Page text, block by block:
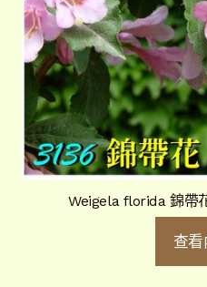
Weigela florida 錦帶
查